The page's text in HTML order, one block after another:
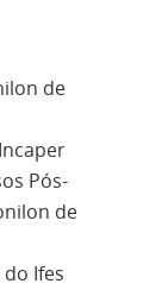
de
Pós-
de
Ifes